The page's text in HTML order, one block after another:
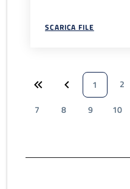
SCARICA FILE
1 2
7
8 9 10